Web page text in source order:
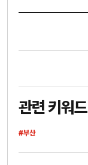
관련 키워드
#부산